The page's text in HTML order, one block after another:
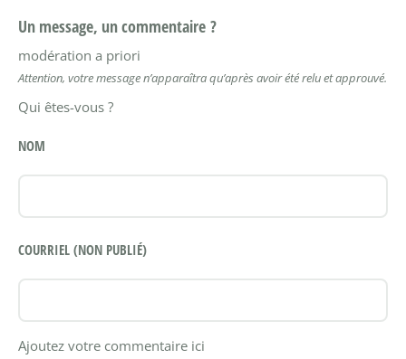
Un message, un commentaire ?
modération a priori
Attention, votre message n’apparaîtra qu’après avoir été relu et approuvé.
Qui êtes-vous ?
NOM
COURRIEL (NON PUBLIÉ)
Ajoutez votre commentaire ici